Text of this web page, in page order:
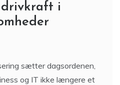
drivkraft i
sætter dagsordenen,
og IT ikke længere et